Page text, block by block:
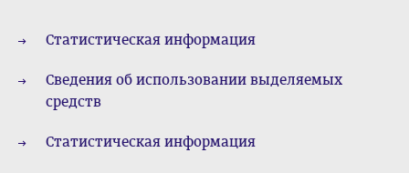
Статистическая информация
Сведения об использовании выделяемых
средств
Статистическая информация